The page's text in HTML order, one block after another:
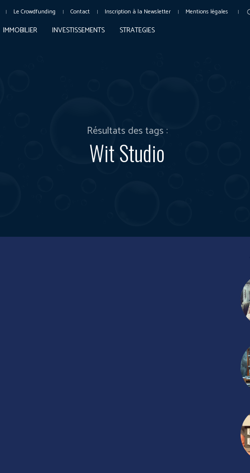
Le Crowdfunding Contact Inscription à la Newsletter Mentions légales
IMMOBILIER INVESTISSEMENTS STRATEGIES
Résultats des tags :
Wit Studio